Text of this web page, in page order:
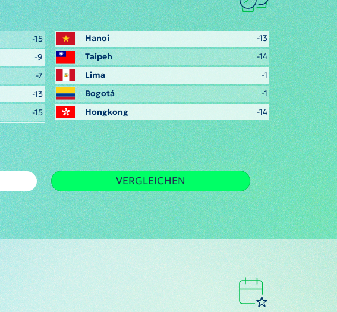
-15
-9
-7
-13
-15
Hanoi
-13
Taipeh
-14
Lima
-1
Bogotá
-1
Hongkong
-14
VERGLEICHEN